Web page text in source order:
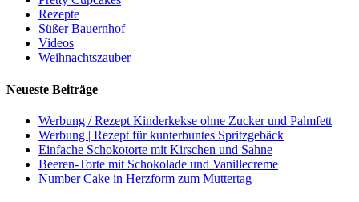
Rezepte
Süßer Bauernhof
Videos
Weihnachtszauber
Neueste Beiträge
Werbung / Rezept Kinderkekse ohne Zucker und Palmfett
Werbung | Rezept für kunterbuntes Spritzgebäck
Einfache Schokotorte mit Kirschen und Sahne
Beeren-Torte mit Schokolade und Vanillecreme
Number Cake in Herzform zum Muttertag